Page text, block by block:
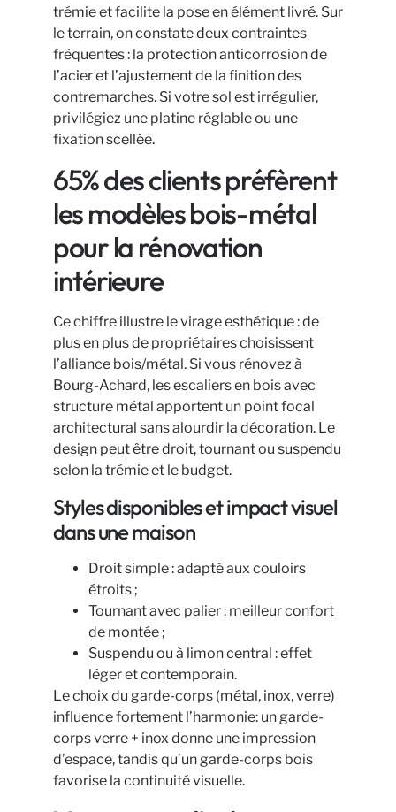
trémie et facilite la pose en élément livré. Sur
le terrain, on constate deux contraintes
fréquentes : la protection anticorrosion de
l’acier et l’ajustement de la finition des
contremarches. Si votre sol est irrégulier,
privilégiez une platine réglable ou une
fixation scellée.
65% des clients préfèrent
les modèles bois-métal
pour la rénovation
intérieure
Ce chiffre illustre le virage esthétique : de
plus en plus de propriétaires choisissent
l’alliance bois/métal. Si vous rénovez à
Bourg-Achard, les escaliers en bois avec
structure métal apportent un point focal
architectural sans alourdir la décoration. Le
design peut être droit, tournant ou suspendu
selon la trémie et le budget.
Styles disponibles et impact visuel
dans une maison
Droit simple : adapté aux couloirs
étroits ;
Tournant avec palier : meilleur confort
de montée ;
Suspendu ou à limon central : effet
léger et contemporain.
Le choix du garde-corps (métal, inox, verre)
influence fortement l’harmonie: un garde-
corps verre + inox donne une impression
d’espace, tandis qu’un garde-corps bois
favorise la continuité visuelle.